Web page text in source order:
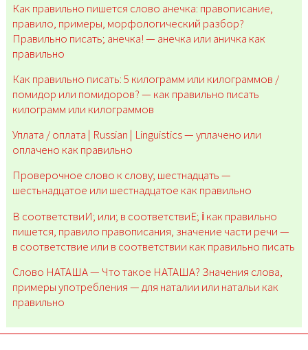
Как правильно пишется слово анечка: правописание,
правило, примеры, морфологический разбор?
Правильно писать; анечка! — анечка или аничка как
правильно
Как правильно писать: 5 килограмм или килограммов /
помидор или помидоров? — как правильно писать
килограмм или килограммов
Уплата / оплата | Russian | Linguistics — уплачено или
оплачено как правильно
Проверочное слово к слову; шестнадцать —
шестьнадцатое или шестнадцатое как правильно
В соответствиИ; или; в соответствиЕ; ℹ️ как правильно
пишется, правило правописания, значение части речи —
в соответствие или в соответствии как правильно писать
Слово НАТАША — Что такое НАТАША? Значения слова,
примеры употребления — для наталии или натальи как
правильно